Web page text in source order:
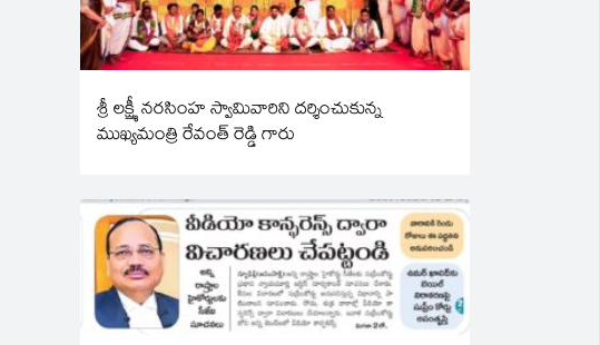
శ్రీ లక్ష్మీ నరసింహ స్వామివారిని దర్శించుకున్న
ముఖ్యమంత్రి రేవంత్ రెడ్డి గారు